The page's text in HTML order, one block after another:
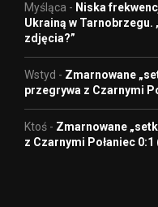
Myśląca - Niska
Ukrainą w Tarnobrzegu.
zdjęcia?”
Wstyd - Zmarnowane
przegrywa z Czarnymi
Ktoś - Zmarnowane
z Czarnymi Połaniec 0:1